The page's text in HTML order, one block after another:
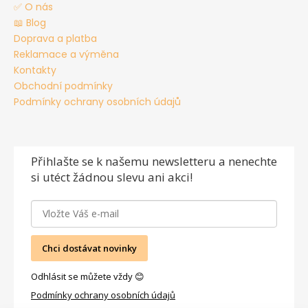
✅ O nás
📖 Blog
Doprava a platba
Reklamace a výměna
Kontakty
Obchodní podmínky
Podmínky ochrany osobních údajů
Přihlašte se k našemu newsletteru a nenechte
si utéct žádnou slevu ani akci!
Chci dostávat novinky
Odhlásit se můžete vždy 😊
Podmínky ochrany osobních údajů